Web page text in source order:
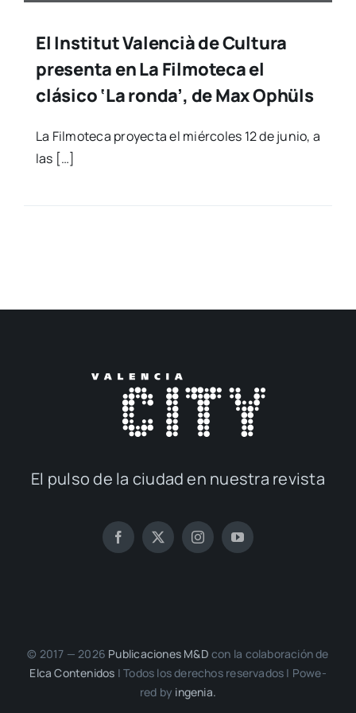
El Institut Valencià de Cultura
presenta en La Filmoteca el
clásico ‘La ronda’, de Max Ophüls
La Fil­mo­te­ca pro­yec­ta el miér­co­les 12 de junio, a
las […]
El pul­so de la ciu­dad en nues­tra revis­ta
© 2017 — 2026 Publi­ca­cio­nes M&D con la cola­bo­ra­ción de
Elca Con­te­ni­dos | Todos los dere­chos reser­va­dos | Powe­
red by inge­nia.